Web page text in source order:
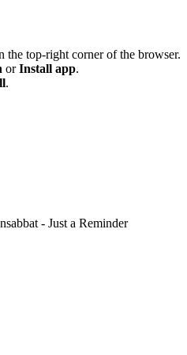
top-right corner of the browser.
orInstall app.
.
- Just a Reminder